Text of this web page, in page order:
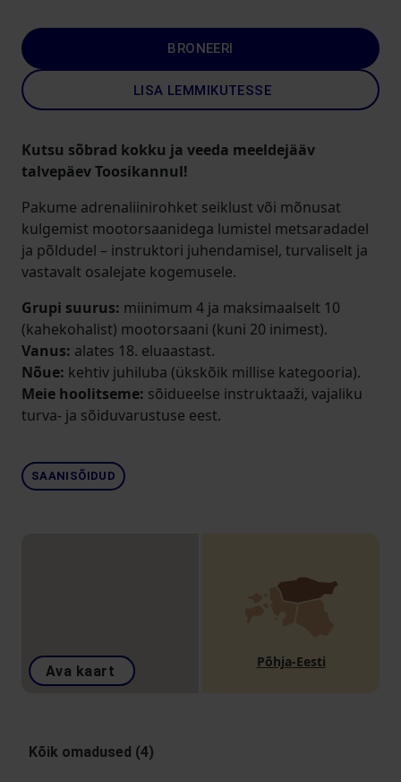
BRONEERI
LISA LEMMIKUTESSE
Kutsu sõbrad kokku ja veeda meeldejääv
talvepäev Toosikannul!
Pakume adrenaliinirohket seiklust või mõnusat
kulgemist mootorsaanidega lumistel metsaradadel
ja põldudel – instruktori juhendamisel, turvaliselt ja
vastavalt osalejate kogemusele.
Grupi suurus: miinimum 4 ja maksimaalselt 10
(kahekohalist) mootorsaani (kuni 20 inimest).
Vanus: alates 18. eluaastast.
Nõue: kehtiv juhiluba (ükskõik millise kategooria).
Meie hoolitseme: sõidueelse instruktaaži, vajaliku
turva- ja sõiduvarustuse eest.
SAANISÕIDUD
Ava kaart
Põhja-Eesti
Kõik omadused (4)